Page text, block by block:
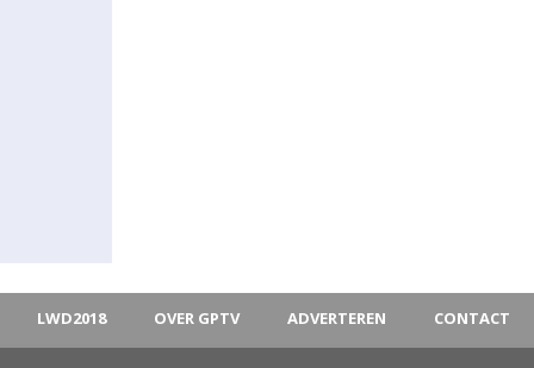
LWD2018 OVER GPTV ADVERTEREN CONTACT